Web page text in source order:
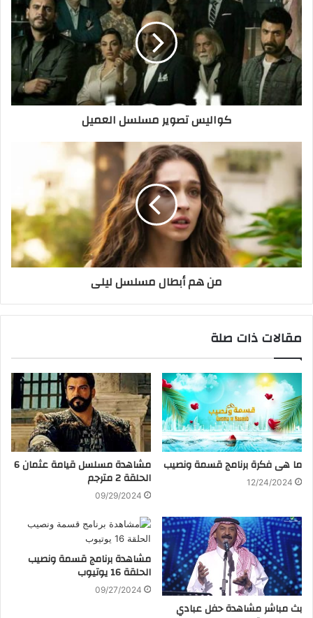
كواليس تصوير مسلسل العميل
من هم أبطال مسلسل ليلى
مقالات ذات صلة
ما هى فكرة برنامج قسمة ونصيب
12/24/2024
مشاهدة مسلسل قيامة عثمان 6
الحلقة 2 مترجم
09/29/2024
بث مباشر مشاهدة حفل عبادي
مشاهدة برنامج قسمة ونصيب
الحلقة 16 يوتيوب
09/27/2024